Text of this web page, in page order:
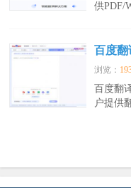
供PDF/
百度翻
浏览：
百度翻
户提供